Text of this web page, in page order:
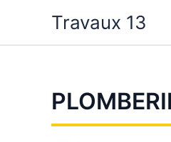
contenu
Travaux 13